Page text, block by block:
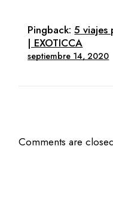
Pingback:5 viajes
| EXOTICCA
septiembre 14, 2020
Comments are